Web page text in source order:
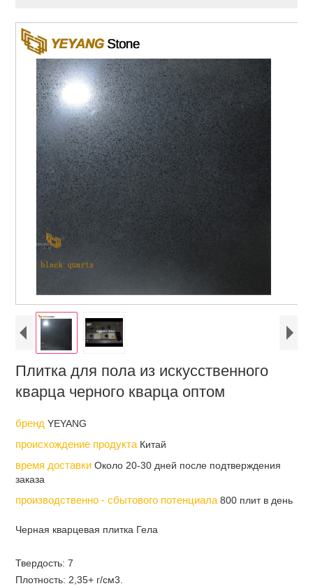
Плитка для пола из искусственного
кварца черного кварца оптом
брендYEYANG
происхождение продукта Китай
время доставкиОколо 20-30 дней после подтверждения
заказа
производственно - сбытового потенциала800 плит в день
Черная кварцевая плитка Гела
Твердость: 7
Плотность: 2,35+ г/см3.